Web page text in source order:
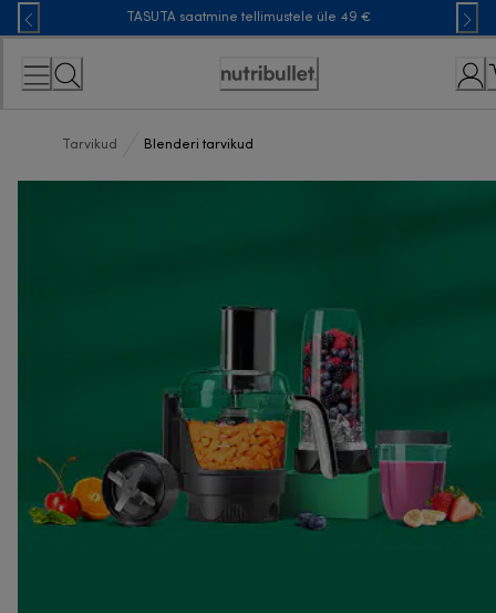
Skip
to
Content
TASUTA saatmine tellimustele üle 49 €
Accessibility
Tarvikud Blenderi tarvikud